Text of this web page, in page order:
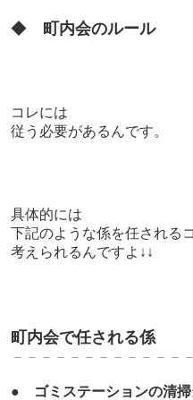
◆ 町内会のルール
コレには
従う必要があるんです。
具体的には
下記のような係を任される
考えられるんですよ↓↓
町内会で任される係
－－－－－－－－－－－－
● ゴミステーションの清